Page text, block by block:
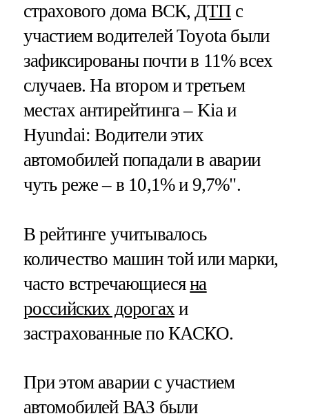
страхового дома ВСК,ДТП с
участием водителей Toyota были
зафиксированы почти в 11% всех
случаев​​​. На втором и третьем
местах антирейтинга – Kia и
Hyundai: Водители этих
автомобилей попадали в аварии
чуть реже – в 10,1% и 9,7%".
В рейтинге учитывалось
количество машин той или марки,
часто встречающиесяна
российских дорогахи
застрахованные по КАСКО.
При этом аварии с участием
автомобилей ВАЗ были